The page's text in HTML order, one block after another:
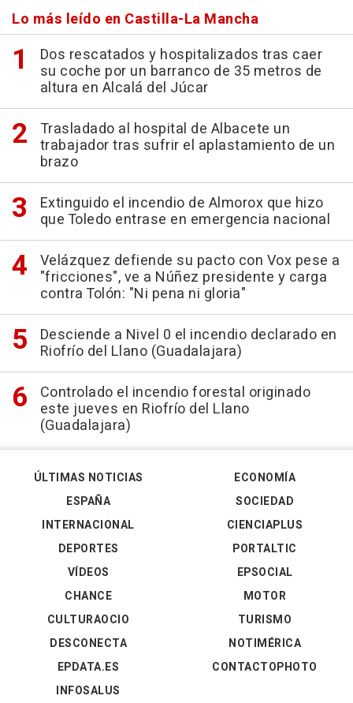
Lo más leído en Castilla-La Mancha
Dos rescatados y hospitalizados tras caer
su coche por un barranco de 35 metros de
altura en Alcalá del Júcar
Trasladado al hospital de Albacete un
trabajador tras sufrir el aplastamiento de un
brazo
Extinguido el incendio de Almorox que hizo
que Toledo entrase en emergencia nacional
Velázquez defiende su pacto con Vox pese a
"fricciones", ve a Núñez presidente y carga
contra Tolón: "Ni pena ni gloria"
Desciende a Nivel 0 el incendio declarado en
Riofrío del Llano (Guadalajara)
Controlado el incendio forestal originado
este jueves en Riofrío del Llano
(Guadalajara)
ÚLTIMAS NOTICIAS
ESPAÑA
INTERNACIONAL
DEPORTES
VÍDEOS
ECONOMÍA
SOCIEDAD
CIENCIAPLUS
PORTALTIC
EPSOCIAL
CHANCE
CULTURAOCIO
DESCONECTA
EPDATA.ES
INFOSALUS
MOTOR
TURISMO
NOTIMÉRICA
CONTACTOPHOTO